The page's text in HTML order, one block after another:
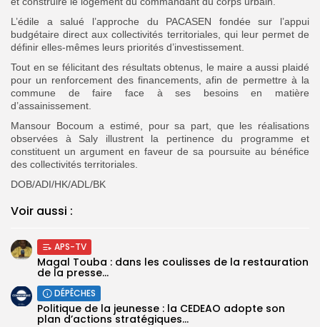
L’édile a salué l’approche du PACASEN fondée sur l’appui
budgétaire direct aux collectivités territoriales, qui leur permet de
définir elles-mêmes leurs priorités d’investissement.
Tout en se félicitant des résultats obtenus, le maire a aussi plaidé
pour un renforcement des financements, afin de permettre à la
commune de faire face à ses besoins en matière
d’assainissement.
Mansour Bocoum a estimé, pour sa part, que les réalisations
observées à Saly illustrent la pertinence du programme et
constituent un argument en faveur de sa poursuite au bénéfice
des collectivités territoriales.
DOB/ADI/HK/ADL/BK
Voir aussi :
APS-TV
Magal Touba : dans les coulisses de la restauration
de la presse...
DÉPÊCHES
Politique de la jeunesse : la CEDEAO adopte son
plan d’actions stratégiques...